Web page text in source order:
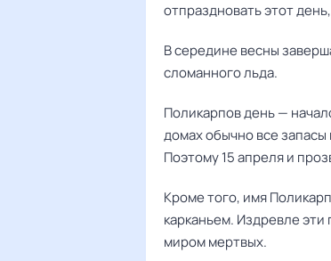
отпраздновать этот
В середине весны
сломанного льда.
Поликарпов день —
домах обычно все
Поэтому 15 апреля и
Кроме того, имя
карканьем. Издревле
миром мертвых.